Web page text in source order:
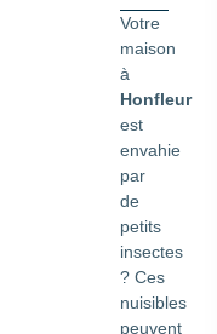
Votre
maison
à
Honfleur
est
envahie
par
de
petits
insectes
? Ces
nuisibles
peuvent